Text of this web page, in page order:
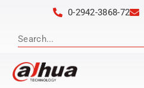
0-2942-3868-72